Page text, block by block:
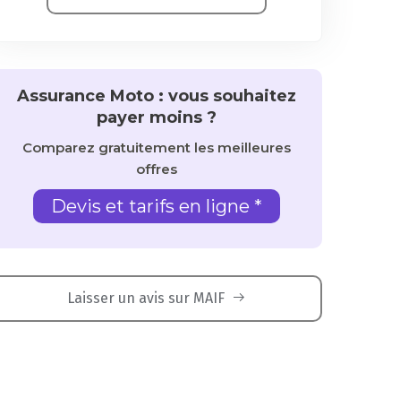
Assurance Moto : vous souhaitez
payer moins ?
Comparez gratuitement les meilleures
offres
Devis et tarifs en ligne *
Laisser un avis sur MAIF